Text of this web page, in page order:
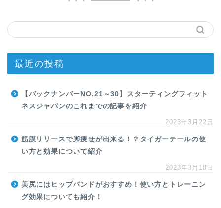
最近の投稿
【バックナンバーNO.21～30】スターティングフィット
ネスジャパンのこれまでの記事を紹介
2023年3月22日
筋膜リリースで脚痩せが出来る！？タイガーテールの使
い方と効果について紹介
2023年3月18日
美尻にはヒップバンドがおすすめ！使い方とトレーニン
グ効果についても紹介！